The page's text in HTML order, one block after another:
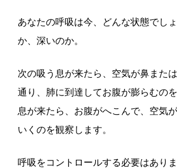
あなたの呼吸は今、どんな状態でし
か、深いのか。
次の吸う息が来たら、空気が鼻また
通り、肺に到達してお腹が膨らむの
息が来たら、お腹がへこんで、空気
いくのを観察します。
呼吸をコントロールする必要はあり